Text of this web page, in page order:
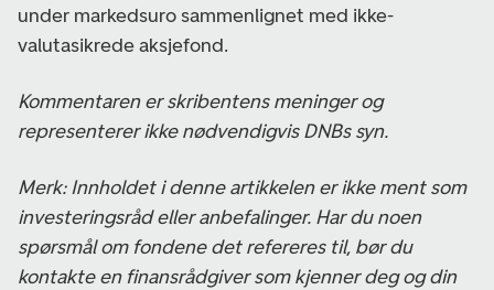
under markedsuro sammenlignet med ikke-
valutasikrede aksjefond.
Kommentaren er skribentens meninger og
representerer ikke nødvendigvis DNBs syn.
Merk: Innholdet i denne artikkelen er ikke ment som
investeringsråd eller anbefalinger. Har du noen
spørsmål om fondene det refereres til, bør du
kontakte en finansrådgiver som kjenner deg og din